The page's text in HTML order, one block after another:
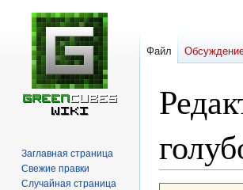
Файл
Заглавная страница
Свежие правки
Случайная страница